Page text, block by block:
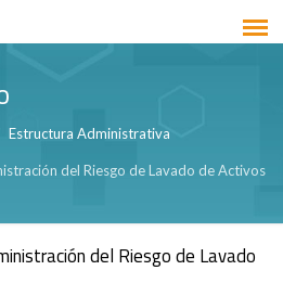
Estructura Administrativa
del Riesgo de Lavado de Activos
del Riesgo de Lavado